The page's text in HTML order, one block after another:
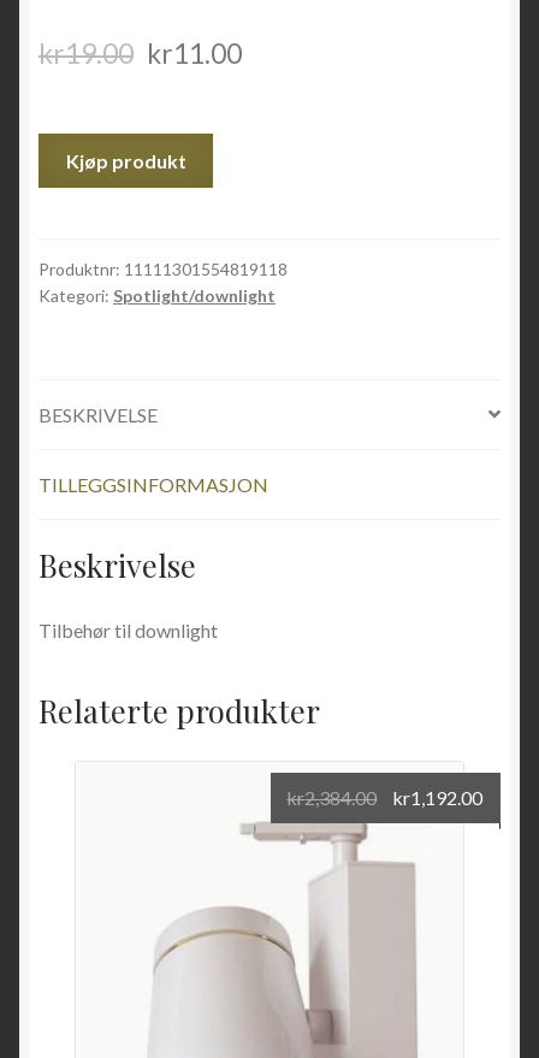
kr19.00 kr11.00
Kjøp produkt
Produktnr: 11111301554819118
Kategori: Spotlight/downlight
BESKRIVELSE
TILLEGGSINFORMASJON
Beskrivelse
Tilbehør til downlight
Relaterte produkter
kr2,384.00 kr1,192.00